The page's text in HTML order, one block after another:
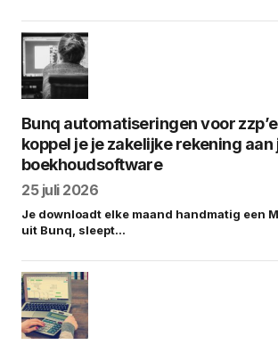
Bunq automatiseringen voor
koppel je je zakelijke rekening aan
boekhoudsoftware
25 juli 2026
Je downloadt elke maand handmatig een
uit Bunq, sleept…